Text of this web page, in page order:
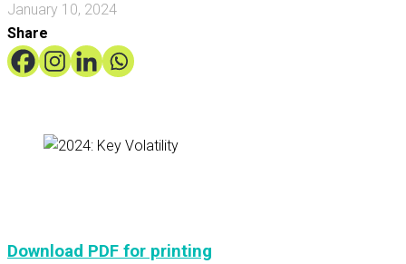
January 10, 2024
Share
Download PDF for printing